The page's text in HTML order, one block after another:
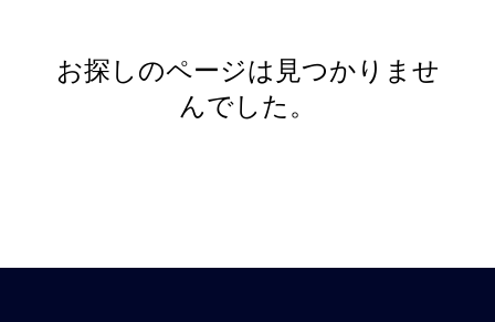
お探しのページは見つかりませ
んでした。